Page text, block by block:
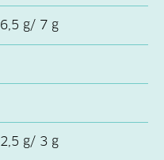
6,5 g/ 7 g
2,5 g/ 3 g